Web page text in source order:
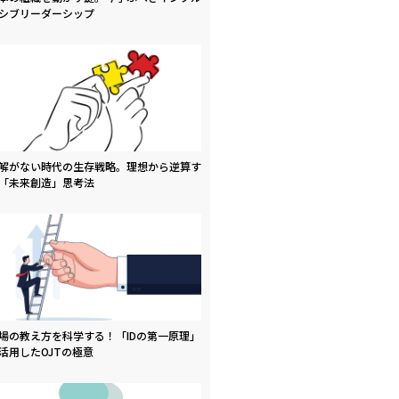
ブリーダーシップ
がない時代の生存戦略。理想から逆算す
未来創造」思考法
の教え方を科学する！「IDの第一原理」
用したOJTの極意